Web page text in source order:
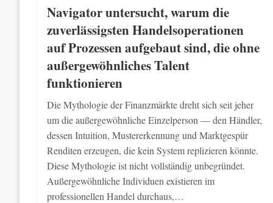
Navigator untersucht, warum die
zuverlässigsten Handelsoperationen
auf Prozessen aufgebaut sind, die ohne
außergewöhnliches Talent
funktionieren
Die Mythologie der Finanzmärkte dreht sich seit jeher
um die außergewöhnliche Einzelperson — den Händler,
dessen Intuition, Mustererkennung und Marktgespür
Renditen erzeugen, die kein System replizieren könnte.
Diese Mythologie ist nicht vollständig unbegründet.
Außergewöhnliche Individuen existieren im
professionellen Handel durchaus,…